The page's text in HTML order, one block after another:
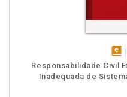
em
Responsabilidade Civil
Inadequada de